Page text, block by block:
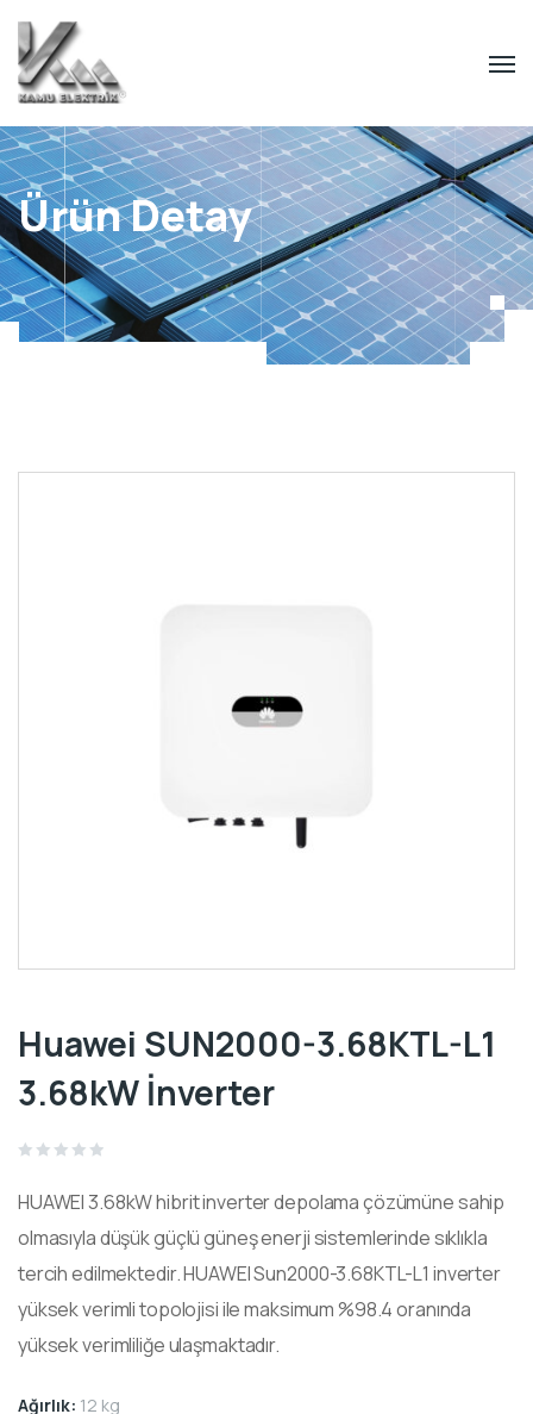
Ürün Detay
Huawei SUN2000-3.68KTL-L1
3.68kW İnverter
out
HUAWEI 3.68kW hibrit inverter depolama çözümüne sahip
olmasıyla düşük güçlü güneş enerji sistemlerinde sıklıkla
tercih edilmektedir. HUAWEI Sun2000-3.68KTL-L1 inverter
yüksek verimli topolojisi ile maksimum %98.4 oranında
yüksek verimliliğe ulaşmaktadır.
Ağırlık: 12 kg